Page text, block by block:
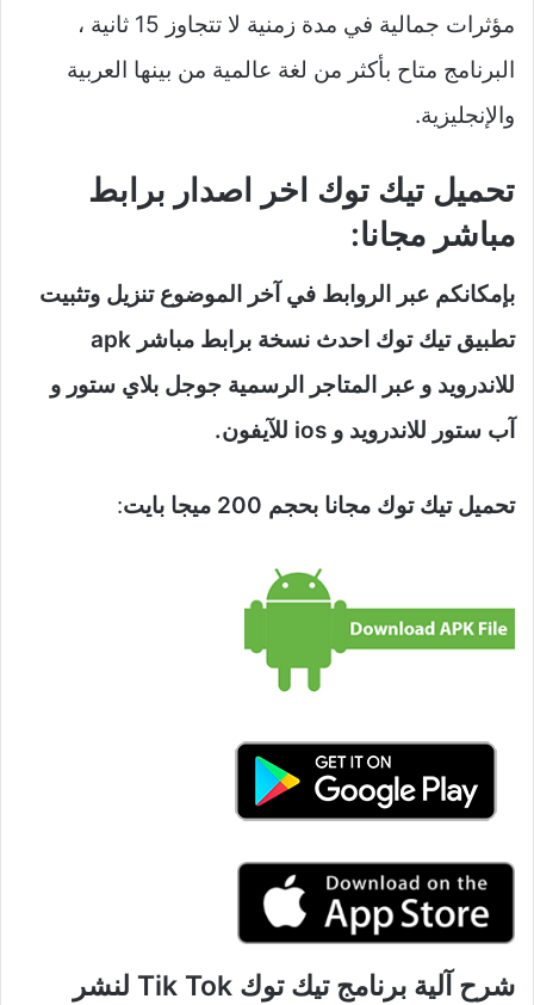
مؤثرات جمالية في مدة زمنية لا تتجاوز 15 ثانية ،
البرنامج متاح بأكثر من لغة عالمية من بينها العربية
والإنجليزية.
تحميل تيك توك اخر اصدار برابط
مباشر مجانا:
بإمكانكم عبر الروابط في آخر الموضوع تنزيل وتثبيت
تطبيق تيك توك احدث نسخة برابط مباشر apk
للاندرويد و عبر المتاجر الرسمية جوجل بلاي ستور و
آب ستور للاندرويد و ios للآيفون.
تحميل تيك توك مجانا بحجم 200 ميجا بايت :
شرح آلية برنامج تيك توك Tik Tok لنشر